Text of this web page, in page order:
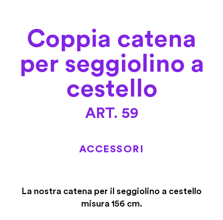
Coppia catena
per seggiolino a
cestello
ART. 59
ACCESSORI
La nostra catena per il seggiolino a cestello
misura 156 cm.